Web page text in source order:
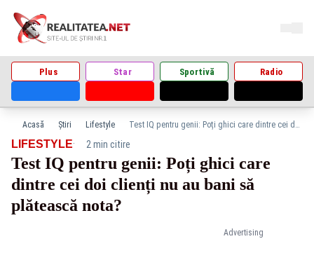
Plus Star Sportivă Radio
Acasă Știri Lifestyle Test IQ pentru genii: Poți ghici care dintre cei doi clienți nu au bani să plătească nota?
Advertising
LIFESTYLE· 2 min citire
Test IQ pentru genii: Poți ghici care
dintre cei doi clienți nu au bani să
plătească nota?